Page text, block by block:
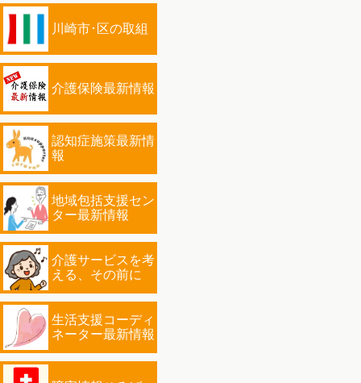
川崎市･区の取組
介護保険最新情報
認知症施策最新情
報
地域包括支援セン
ター最新情報
介護サービスを考
える、その前に
生活支援コーディ
ネーター最新情報